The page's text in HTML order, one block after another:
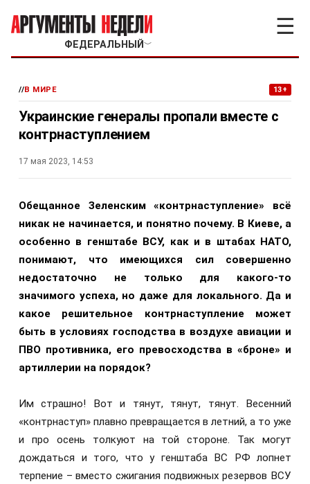
ФЕДЕРАЛЬНЫЙ ﹀
☰
//В МИРЕ 13+
Украинские генералы пропали вместе с
контрнаступлением
17 мая 2023, 14:53
Обещанное Зеленским «контрнаступление» всё
никак не начинается, и понятно почему. В Киеве, а
особенно в генштабе ВСУ, как и в штабах НАТО,
понимают, что имеющихся сил совершенно
недостаточно не только для какого-то
значимого успеха, но даже для локального. Да и
какое решительное контрнаступление может
быть в условиях господства в воздухе авиации и
ПВО противника, его превосходства в «броне» и
артиллерии на порядок?
Им страшно! Вот и тянут, тянут, тянут. Весенний
«контрнаступ» плавно превращается в летний, а то уже
и про осень толкуют на той стороне. Так могут
дождаться и того, что у генштаба ВС РФ лопнет
терпение – вместо сжигания подвижных резервов ВСУ